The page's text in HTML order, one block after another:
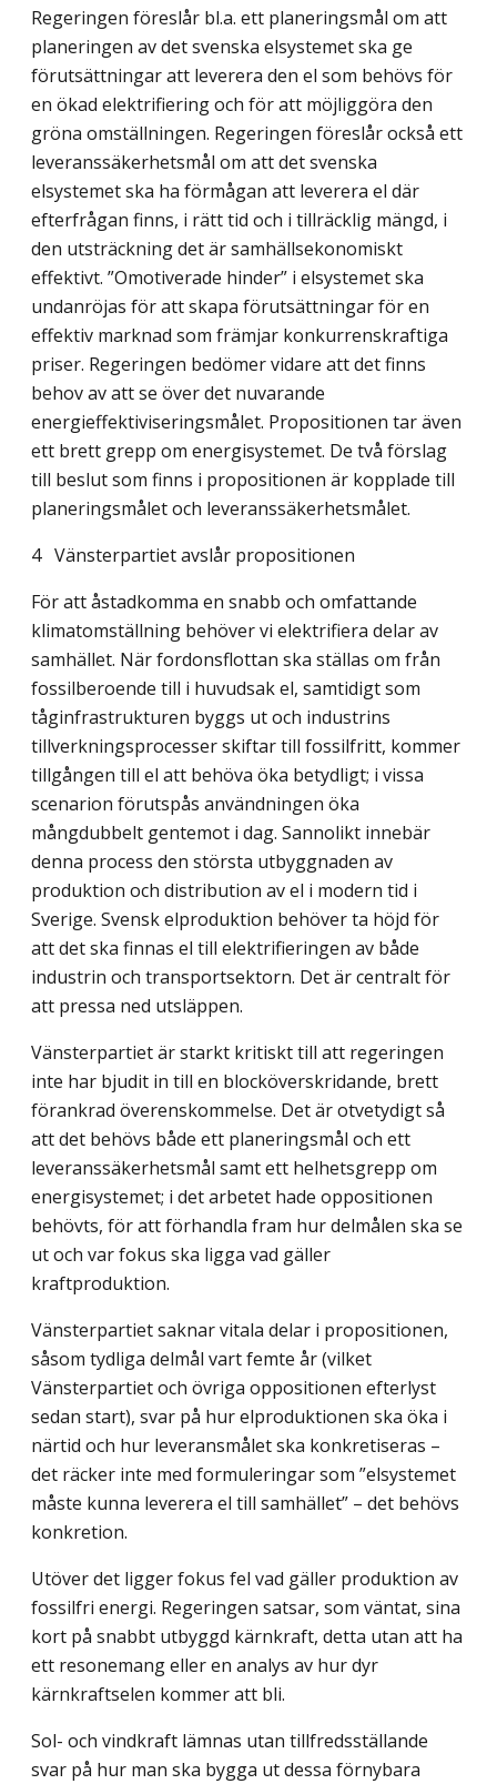
Regeringen föreslår bl.a. ett planeringsmål om att
planeringen av det svenska elsystemet ska ge
förutsättningar att leverera den el som behövs för
en ökad elektrifiering och för att möjliggöra den
gröna omställningen. Regeringen föreslår också ett
leveranssäkerhetsmål om att det svenska
elsystemet ska ha förmågan att leverera el där
efterfrågan finns, i rätt tid och i tillräcklig mängd, i
den utsträckning det är samhällsekonomiskt
effektivt. ”Omotiverade hinder” i elsystemet ska
undanröjas för att skapa förutsättningar för en
effektiv marknad som främjar konkurrenskraftiga
priser. Regeringen bedömer vidare att det finns
behov av att se över det nuvarande
energieffektiviseringsmålet. Propositionen tar även
ett brett grepp om energisystemet. De två förslag
till beslut som finns i propositionen är kopplade till
planeringsmålet och leveranssäkerhetsmålet.
4 Vänsterpartiet avslår propositionen
För att åstadkomma en snabb och omfattande
klimatomställning behöver vi elektrifiera delar av
samhället. När fordonsflottan ska ställas om från
fossilberoende till i huvudsak el, samtidigt som
tåginfrastrukturen byggs ut och industrins
tillverkningsprocesser skiftar till fossilfritt, kommer
tillgången till el att behöva öka betydligt; i vissa
scenarion förut­spås användningen öka
mångdubbelt gentemot i dag. Sannolikt innebär
denna process den största utbyggnaden av
produktion och distribution av el i modern tid i
Sverige. Svensk elproduktion behöver ta höjd för
att det ska finnas el till elektrifieringen av både
industrin och transportsektorn. Det är centralt för
att pressa ned utsläppen.
Vänsterpartiet är starkt kritiskt till att regeringen
inte har bjudit in till en blocköver­skridande, brett
förankrad överenskommelse. Det är otvetydigt så
att det behövs både ett planeringsmål och ett
leveranssäkerhetsmål samt ett helhetsgrepp om
energisystemet; i det arbetet hade oppositionen
behövts, för att förhandla fram hur delmålen ska se
ut och var fokus ska ligga vad gäller
kraftproduktion.
Vänsterpartiet saknar vitala delar i propositionen,
såsom tydliga delmål vart femte år (vilket
Vänsterpartiet och övriga oppositionen efterlyst
sedan start), svar på hur elproduk­tionen ska öka i
närtid och hur leveransmålet ska konkretiseras –
det räcker inte med for­muleringar som ”elsystemet
måste kunna leverera el till samhället” – det behövs
kon­kretion.
Utöver det ligger fokus fel vad gäller produktion av
fossilfri energi. Regeringen satsar, som väntat, sina
kort på snabbt utbyggd kärnkraft, detta utan att ha
ett resonemang eller en analys av hur dyr
kärnkraftselen kommer att bli.
Sol- och vindkraft lämnas utan tillfredsställande
svar på hur man ska bygga ut dessa förnybara